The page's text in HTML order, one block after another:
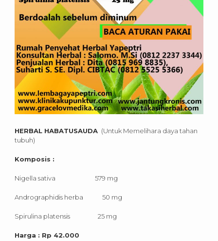
HERBAL HABATUSAUDA (Untuk Memelihara daya tahan
tubuh)
Komposis :
Nigella sativa 579 mg
Andrographidis herba 50 mg
Spirulina platensis 25 mg
Harga : Rp 42.000